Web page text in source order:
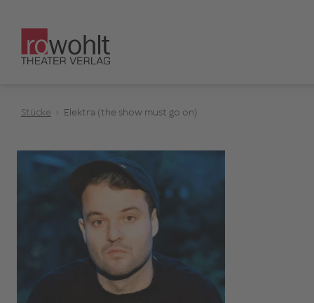
Stücke Elektra (the show must go on)